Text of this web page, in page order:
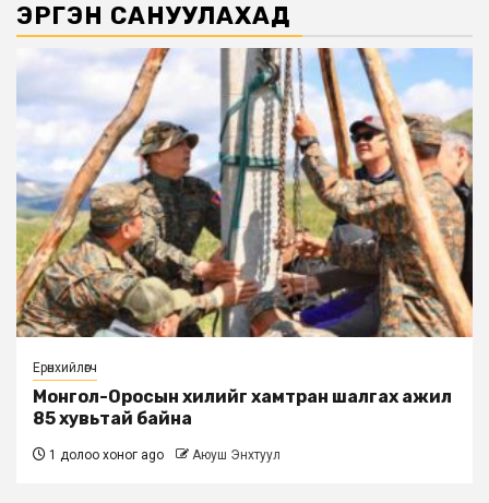
ЭРГЭН САНУУЛАХАД
Ерөнхийлөгч
Монгол-Оросын хилийг хамтран шалгах ажил
85 хувьтай байна
1 долоо хоног ago Аюуш Энхтуул